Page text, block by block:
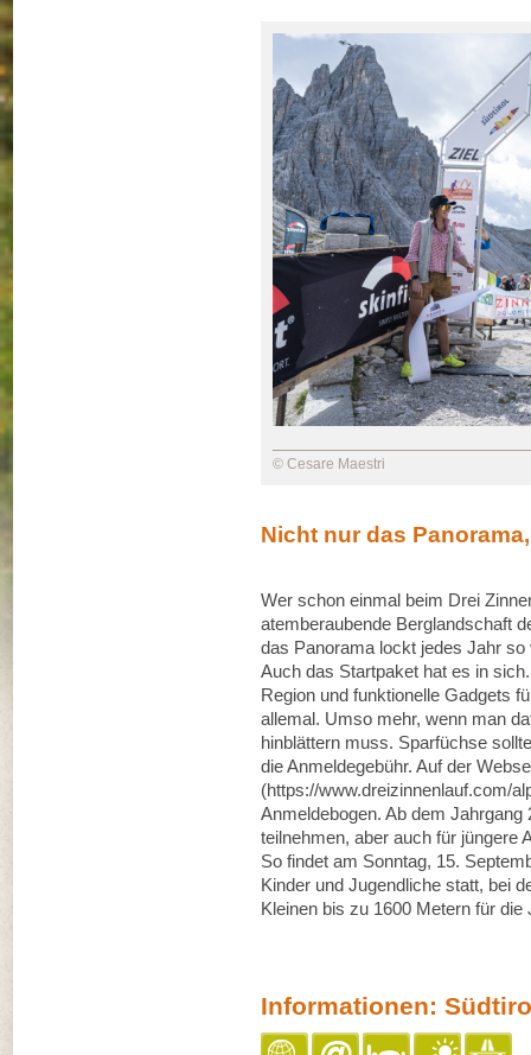
© Cesare Maestri
Nicht nur das
Wer schon einmal beim Drei
atemberaubende Berglandschaft
das Panorama lockt jedes Jahr so
Auch das Startpaket hat es in
Region und funktionelle Gadgets
allemal. Umso mehr, wenn man
hinblättern muss. Sparfüchse
die Anmeldegebühr. Auf der
(https://www.dreizinnenlauf.com/
Anmeldebogen. Ab dem Jahrgang
teilnehmen, aber auch für jüngere
So findet am Sonntag, 15.
Kinder und Jugendliche statt, bei
Kleinen bis zu 1600 Metern für die
Informationen: